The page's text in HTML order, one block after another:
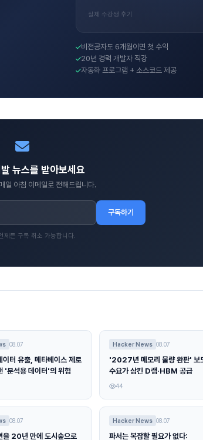
실제 수강생 후기
비전공자도 6개월이면 첫 수익
20년 경력 개발자 직강
자동화 프로그램 + 소스코드 제공
뉴스를 받아보세요
일 아침 이메일로 전해드립니다.
구독하기
제든 구독 취소 가능합니다.
08.07
이터 유출, 메타베이스 제로
'분석용 데이터'의 위험
Hacker News 08.07
'2027년 메모리 물량 완판'
수요가 삼킨 D램·HBM 공급
44
08.07
을 20년 만에 도시숲으로
Hacker News 08.07
파서는 복잡할 필요가 없다: